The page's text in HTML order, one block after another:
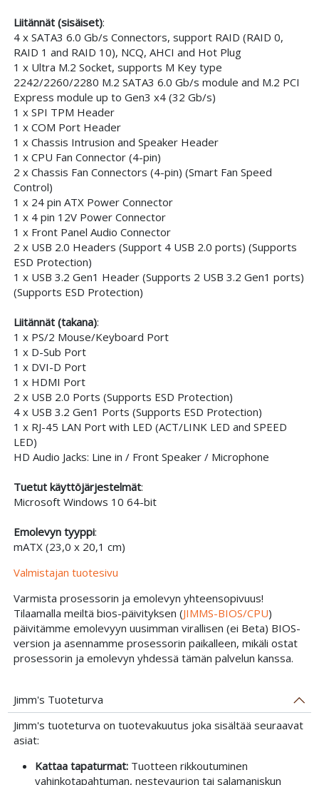
Liitännät (sisäiset):
4 x SATA3 6.0 Gb/s Connectors, support RAID (RAID 0,
RAID 1 and RAID 10), NCQ, AHCI and Hot Plug
1 x Ultra M.2 Socket, supports M Key type
2242/2260/2280 M.2 SATA3 6.0 Gb/s module and M.2 PCI
Express module up to Gen3 x4 (32 Gb/s)
1 x SPI TPM Header
1 x COM Port Header
1 x Chassis Intrusion and Speaker Header
1 x CPU Fan Connector (4-pin)
2 x Chassis Fan Connectors (4-pin) (Smart Fan Speed
Control)
1 x 24 pin ATX Power Connector
1 x 4 pin 12V Power Connector
1 x Front Panel Audio Connector
2 x USB 2.0 Headers (Support 4 USB 2.0 ports) (Supports
ESD Protection)
1 x USB 3.2 Gen1 Header (Supports 2 USB 3.2 Gen1 ports)
(Supports ESD Protection)
Liitännät (takana):
1 x PS/2 Mouse/Keyboard Port
1 x D-Sub Port
1 x DVI-D Port
1 x HDMI Port
2 x USB 2.0 Ports (Supports ESD Protection)
4 x USB 3.2 Gen1 Ports (Supports ESD Protection)
1 x RJ-45 LAN Port with LED (ACT/LINK LED and SPEED
LED)
HD Audio Jacks: Line in / Front Speaker / Microphone
Tuetut käyttöjärjestelmät:
Microsoft Windows 10 64-bit
Emolevyn tyyppi:
mATX (23,0 x 20,1 cm)
Valmistajan tuotesivu
Varmista prosessorin ja emolevyn yhteensopivuus!
Tilaamalla meiltä bios-päivityksen (JIMMS-BIOS/CPU)
päivitämme emolevyyn uusimman virallisen (ei Beta) BIOS-
version ja asennamme prosessorin paikalleen, mikäli ostat
prosessorin ja emolevyn yhdessä tämän palvelun kanssa.
Jimm's Tuoteturva
Jimm's tuoteturva on tuotevakuutus joka sisältää seuraavat
asiat:
Kattaa tapaturmat:Tuotteen rikkoutuminen
vahinkotapahtuman, nestevaurion tai salamaniskun